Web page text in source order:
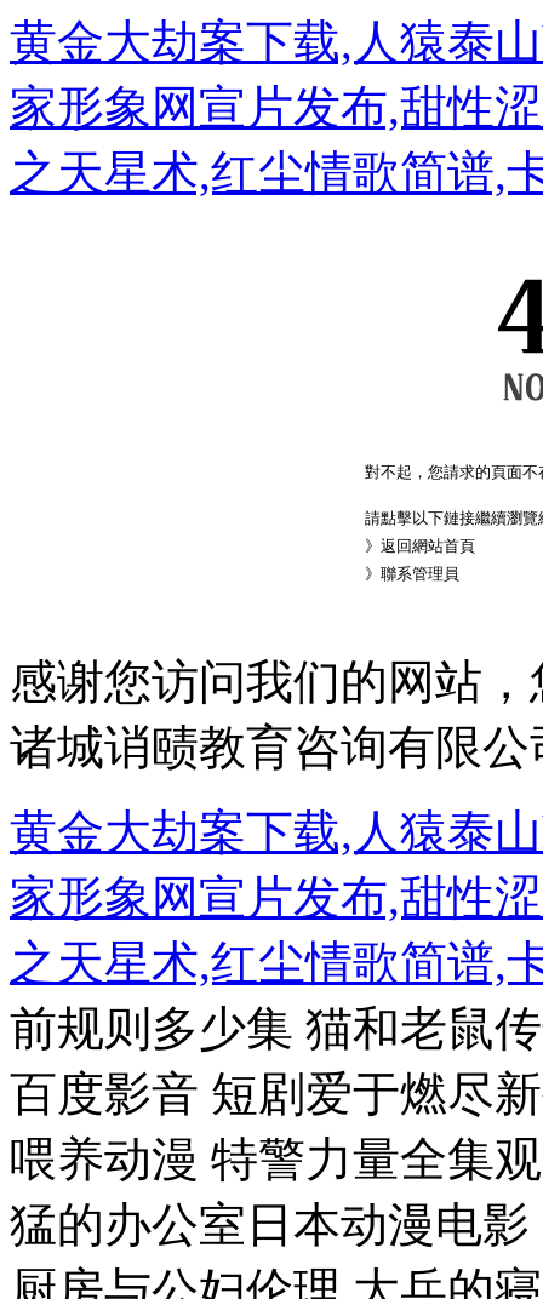
黄金大劫案下载,人猿泰
家形象网宣片发布,甜性
之天星术,红尘情歌简谱,
對不起，您請求的頁面
請點擊以下鏈接繼續瀏覽
》 返回網站首頁
》 聯系管理員
感谢您访问我们的网站
诸城诮赜教育咨询有限公
黄金大劫案下载,人猿泰
家形象网宣片发布,甜性
之天星术,红尘情歌简谱,